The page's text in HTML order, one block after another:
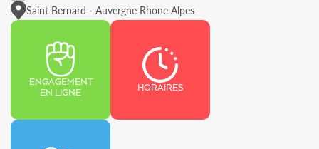
Saint Bernard - Auvergne Rhone Alpes
ENGAGEMENT
EN LIGNE
HORAIRES